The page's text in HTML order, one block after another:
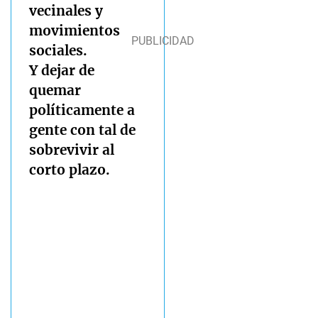
vecinales y
movimientos
sociales.
Y dejar de
quemar
políticamente a
gente con tal de
sobrevivir al
corto plazo.